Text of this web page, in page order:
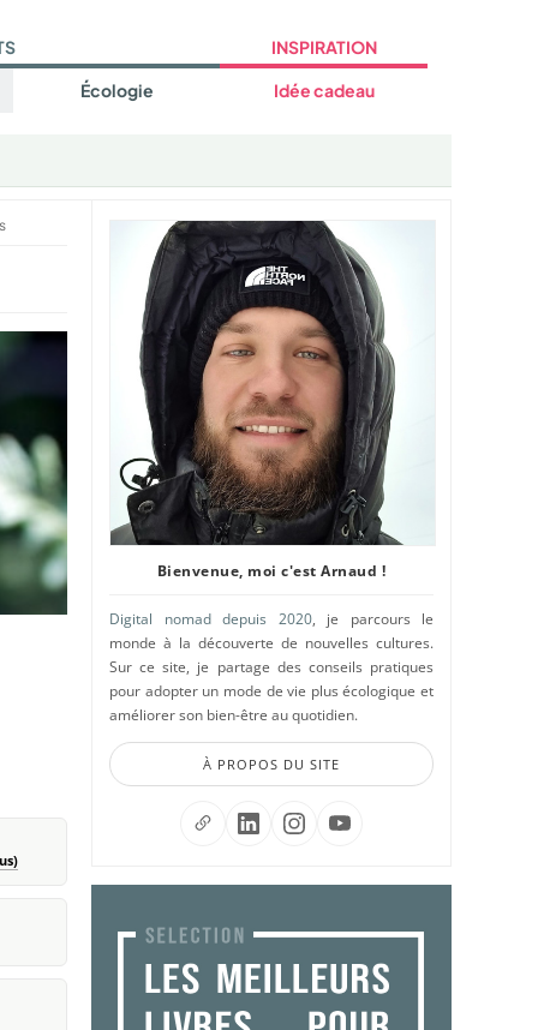
Écologie
INSPIRATION
Idée cadeau
Bienvenue, moi c'est Arnaud !
Digital nomad depuis 2020, je parcours le
monde à la découverte de nouvelles cultures.
Sur ce site, je partage des conseils pratiques
pour adopter un mode de vie plus écologique et
améliorer son bien-être au quotidien.
À PROPOS DU SITE